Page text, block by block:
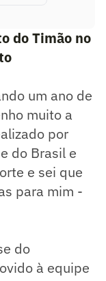
do Timão no
um ano de
muito a
por
do Brasil e
e sei que
para mim -
do
à equipe